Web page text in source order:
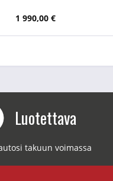
1 990,00 €
Luotettava
takuun voimassa